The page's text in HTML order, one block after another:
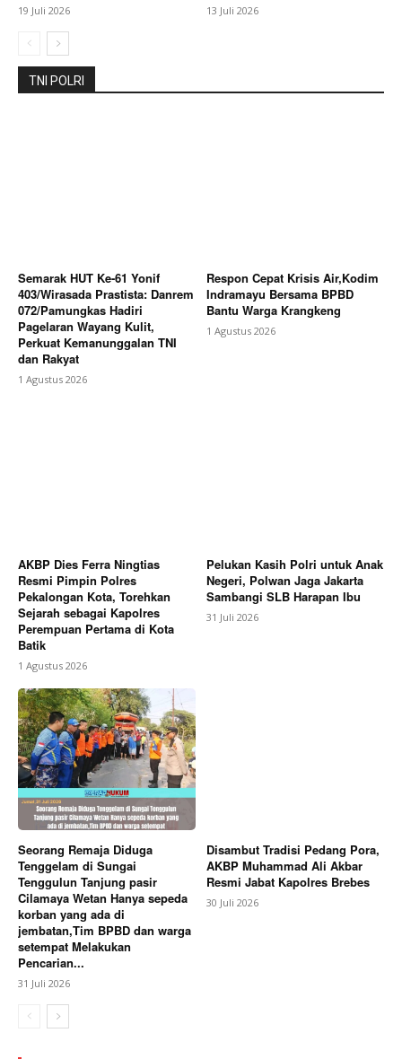
19 Juli 2026 13 Juli 2026
TNI POLRI
Semarak HUT Ke-61 Yonif
403/Wirasada Prastista: Danrem
072/Pamungkas Hadiri
Pagelaran Wayang Kulit,
Perkuat Kemanunggalan TNI
dan Rakyat
1 Agustus 2026
Respon Cepat Krisis Air,Kodim
Indramayu Bersama BPBD
Bantu Warga Krangkeng
1 Agustus 2026
AKBP Dies Ferra Ningtias
Resmi Pimpin Polres
Pekalongan Kota, Torehkan
Sejarah sebagai Kapolres
Perempuan Pertama di Kota
Batik
1 Agustus 2026
Pelukan Kasih Polri untuk Anak
Negeri, Polwan Jaga Jakarta
Sambangi SLB Harapan Ibu
31 Juli 2026
Seorang Remaja Diduga
Tenggelam di Sungai
Tenggulun Tanjung pasir
Cilamaya Wetan Hanya sepeda
korban yang ada di
jembatan,Tim BPBD dan warga
setempat Melakukan
Pencarian...
31 Juli 2026
Disambut Tradisi Pedang Pora,
AKBP Muhammad Ali Akbar
Resmi Jabat Kapolres Brebes
30 Juli 2026